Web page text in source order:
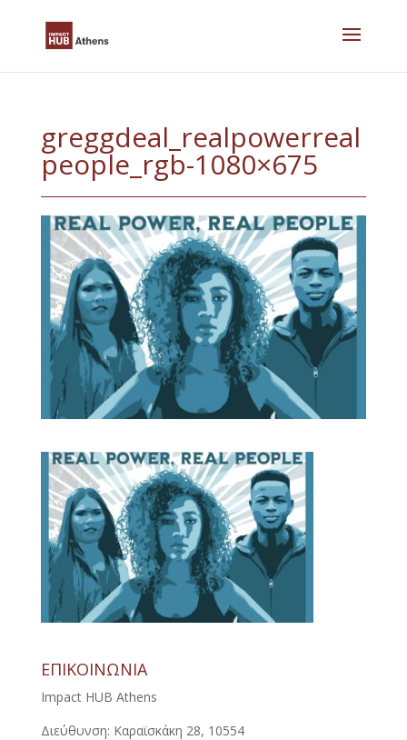
greggdeal_realpowerreal
people_rgb-1080×675
ΕΠΙΚΟΙΝΩΝΙΑ
Impact HUB Athens
Διεύθυνση: Καραϊσκάκη 28, 10554